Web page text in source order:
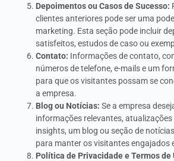
Depoimentos ou Casos de Sucesso:
clientes anteriores pode ser uma
marketing. Esta seção pode incluir
satisfeitos, estudos de caso ou
Contato: Informações de contato,
números de telefone, e-mails e um
para que os visitantes possam se
a empresa.
Blog ou Notícias: Se a empresa
informações relevantes, atualizações
insights, um blog ou seção de
para manter os visitantes engajados
Política de Privacidade e Termos de